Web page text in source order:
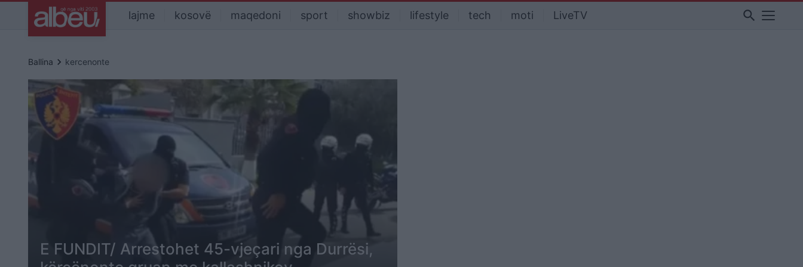
lajme kosovë maqedoni sport showbiz lifestyle tech moti LiveTV search
Ballina keyboard_arrow_right kercenonte
E FUNDIT/ Arrestohet 45-vjeçari nga Durrësi,